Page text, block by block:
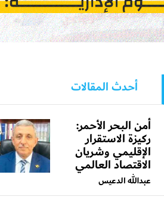
أحدث المقالات
أمن البحر الأحمر:
ركيزة الاستقرار
الإقليمي وشريان
الاقتصاد العالمي
عبدالله الدعيس